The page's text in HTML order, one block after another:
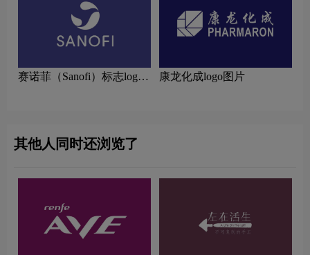
赛诺菲（Sanofi）标志logo
康龙化成logo图片
其他人同时还浏览了